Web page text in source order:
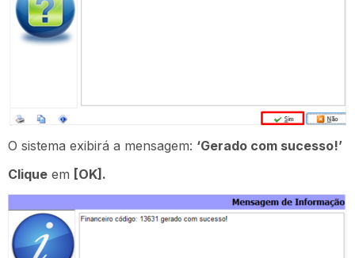
O sistema exibirá a mensagem: ‘Gerado com sucesso!’
Clique em [OK].